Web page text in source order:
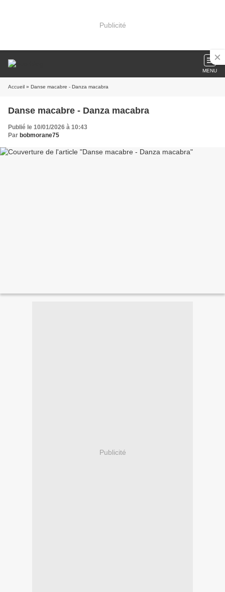
Publicité
MENU
Accueil » Danse macabre - Danza macabra
Danse macabre - Danza macabra
Publié le 10/01/2026 à 10:43
Par bobmorane75
Publicité